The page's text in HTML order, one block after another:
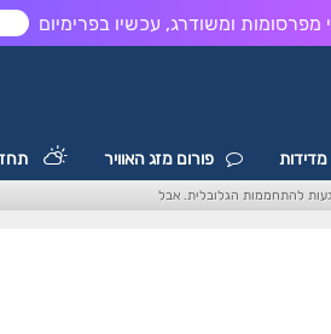
מפרסומות ומשודרג, עכשיו בפרימיום
מדידות פורום מזג האוויר
להתחממות הגלובלית. אבל